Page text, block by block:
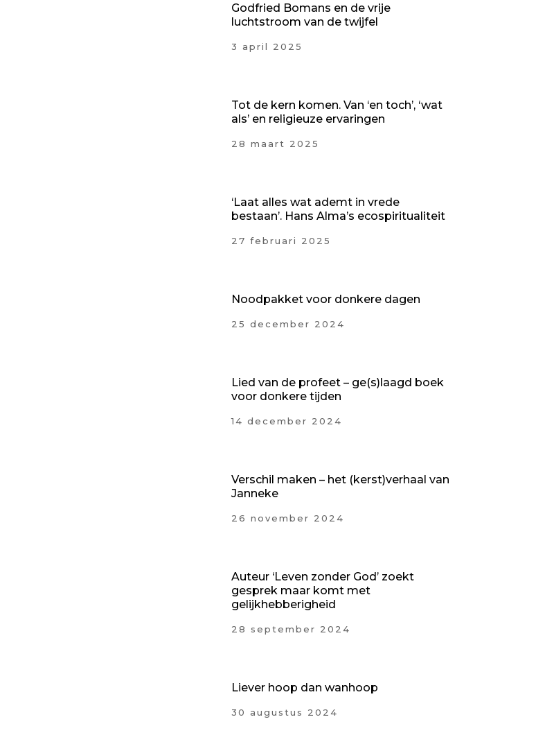
Godfried Bomans en de vrije
luchtstroom van de twijfel
3 april 2025
Tot de kern komen. Van ‘en toch’, ‘wat
als’ en religieuze ervaringen
28 maart 2025
‘Laat alles wat ademt in vrede
bestaan’. Hans Alma’s ecospiritualiteit
27 februari 2025
Noodpakket voor donkere dagen
25 december 2024
Lied van de profeet – ge(s)laagd boek
voor donkere tijden
14 december 2024
Verschil maken – het (kerst)verhaal van
Janneke
26 november 2024
Auteur ‘Leven zonder God’ zoekt
gesprek maar komt met
gelijkhebberigheid
28 september 2024
Liever hoop dan wanhoop
30 augustus 2024